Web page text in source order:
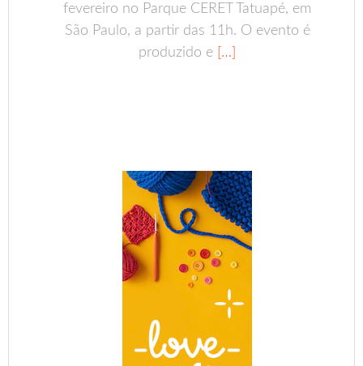
fevereiro no Parque CERET Tatuapé, em
São Paulo, a partir das 11h. O evento é
produzido e […]